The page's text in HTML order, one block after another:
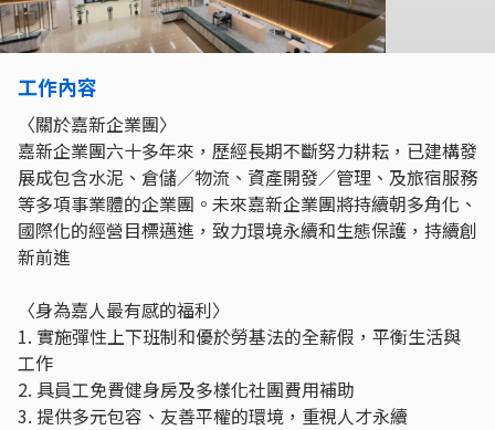
工作內容
〈關於嘉新企業團〉
嘉新企業團六十多年來，歷經長期不斷努力耕耘，已建構發
展成包含水泥、倉儲／物流、資產開發／管理、及旅宿服務
等多項事業體的企業團。未來嘉新企業團將持續朝多角化、
國際化的經營目標邁進，致力環境永續和生態保護，持續創
新前進
〈身為嘉人最有感的福利〉
1. 實施彈性上下班制和優於勞基法的全薪假，平衡生活與
工作
2. 具員工免費健身房及多樣化社團費用補助
3. 提供多元包容、友善平權的環境，重視人才永續